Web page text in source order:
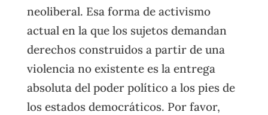
neoliberal. Esa forma de activismo
actual en la que los sujetos demandan
derechos construidos a partir de una
violencia no existente es la entrega
absoluta del poder político a los pies de
los estados democráticos. Por favor,